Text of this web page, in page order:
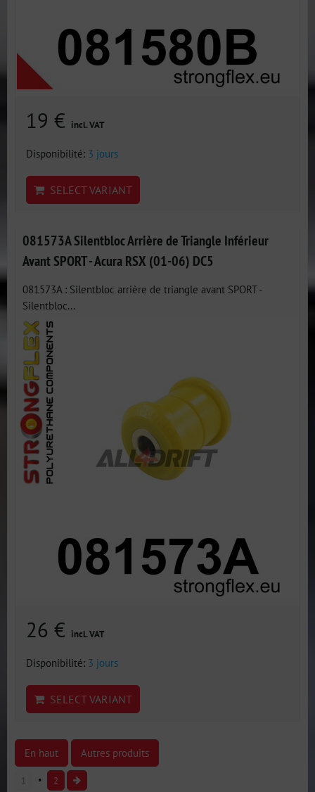
19 € incl. VAT
Disponibilité: 3 jours
SELECT VARIANT
081573A Silentbloc Arrière de Triangle Inférieur
Avant SPORT - Acura RSX (01-06) DC5
081573A : Silentbloc arrière de triangle avant SPORT -
Silentbloc...
26 € incl. VAT
Disponibilité: 3 jours
SELECT VARIANT
En haut Autres produits
1 2